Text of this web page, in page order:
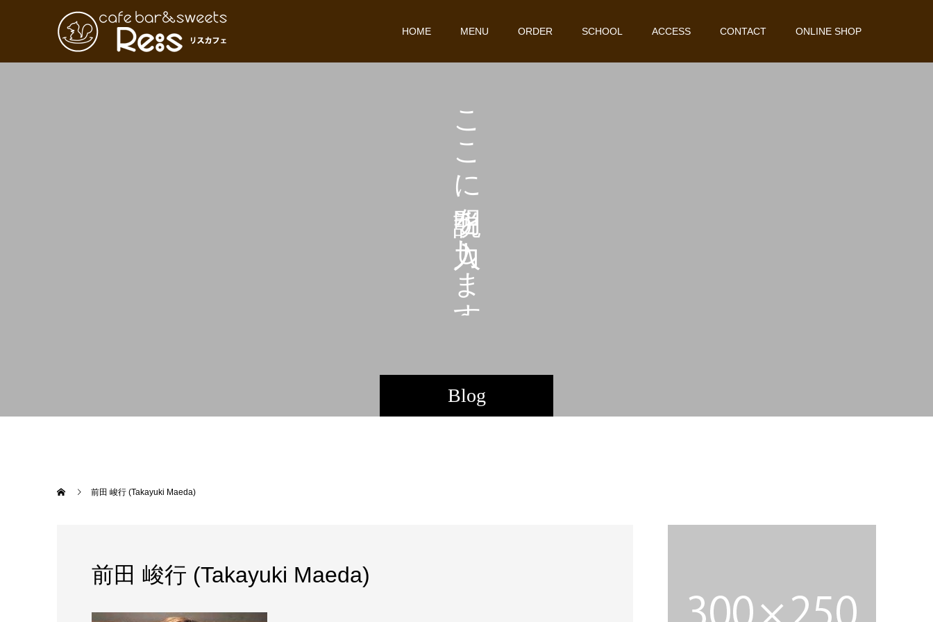
HOME MENU ORDER SCHOOL ACCESS CONTACT ONLINE SHOP
Blog
こ
に
を
し
ま
す
。
前田 峻行 (Takayuki Maeda)
前田 峻行 (Takayuki Maeda)